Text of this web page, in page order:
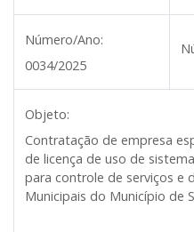
Número/Ano:
0034/2025
Objeto:
Contratação de empresa
de licença de uso de
para controle de serviços e
Municipais do Município de